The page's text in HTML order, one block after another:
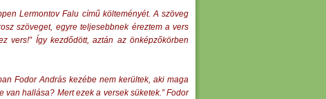
Lermontov Falu című költeményét. A szöveg
szöveget, egyre teljesebbnek éreztem a vers
vers!” Így kezdődött, aztán az önképzőkörben
Fodor András kezébe nem kerültek, aki maga
hallása? Mert ezek a versek süketek.” Fodor